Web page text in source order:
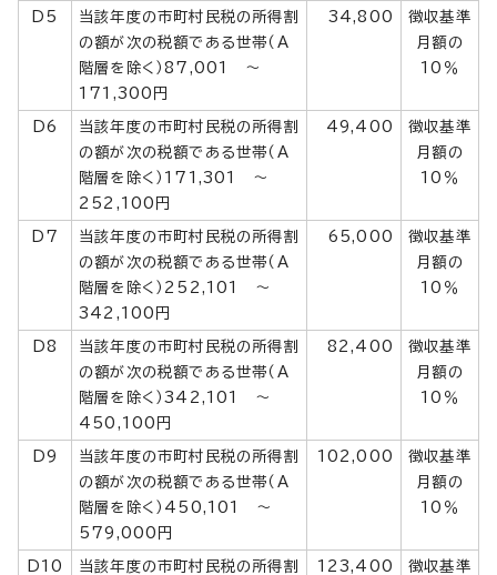
D5
当該年度の市町村民税の所得割
の額が次の税額である世帯（A
階層を除く）87,001 ～
171,300円
34,800
徴収基準
月額の
10％
D6
当該年度の市町村民税の所得割
の額が次の税額である世帯（A
階層を除く）171,301 ～
252,100円
49,400
徴収基準
月額の
10％
D7
当該年度の市町村民税の所得割
の額が次の税額である世帯（A
階層を除く）252,101 ～
342,100円
65,000
徴収基準
月額の
10％
D8
当該年度の市町村民税の所得割
の額が次の税額である世帯（A
階層を除く）342,101 ～
450,100円
82,400
徴収基準
月額の
10％
D9
当該年度の市町村民税の所得割
の額が次の税額である世帯（A
階層を除く）450,101 ～
579,000円
102,000
徴収基準
月額の
10％
D10
当該年度の市町村民税の所得割
123,400
徴収基準